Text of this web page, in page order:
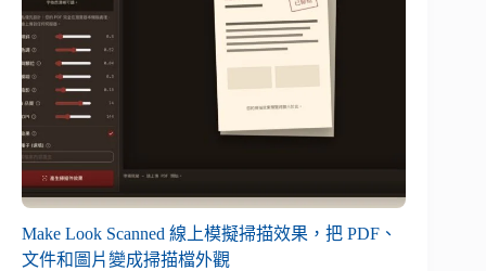
Make Look Scanned 線上模擬掃描效果，把 PDF、
文件和圖片變成掃描檔外觀